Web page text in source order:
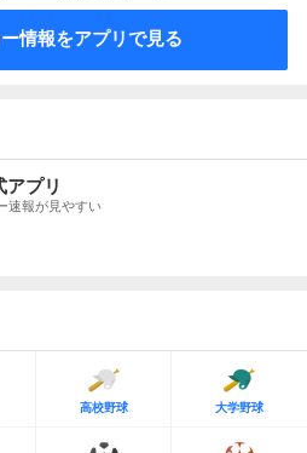
情報をアプリで見る
アプリ
速報が見やすい
高校野球 大学野球